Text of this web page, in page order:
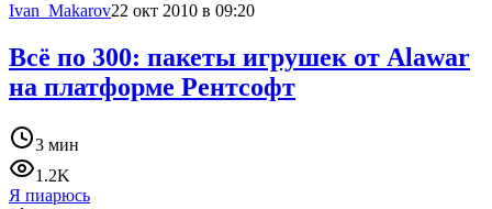
Ivan_Makarov22 окт 2010 в 09:20
Всё по 300: пакеты игрушек от Alawar
на платформе Рентсофт
3 мин
1.2K
Я пиарюсь